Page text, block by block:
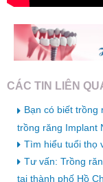
CÁC TIN LIÊN
Bạn có biết trồng
trồng răng Implant
Tìm hiểu tuổi thọ
Tư vấn: Trồng
tại thành phố Hồ